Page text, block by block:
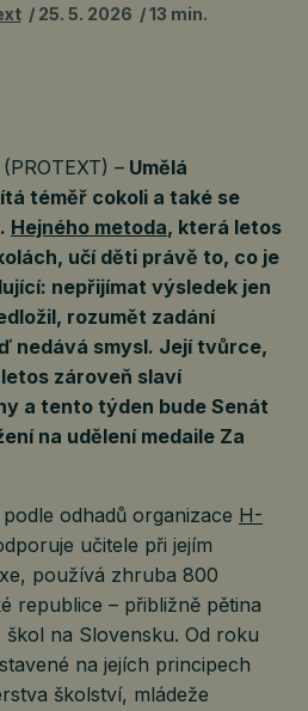
25. 5. 2026 13 min.
– Umělá
téměř cokoli a také se
Hejného metoda, která letos
učí děti právě to, co je
nepřijímat výsledek jen
rozumět zadání
nedává smysl. Její tvůrce,
zároveň slaví
a tento týden bude Senát
na udělení medaile Za
odhadů organizace H-
učitele při jejím
používá zhruba 800
republice – přibližně pětina
na Slovensku. Od roku
na jejích principech
školství, mládeže